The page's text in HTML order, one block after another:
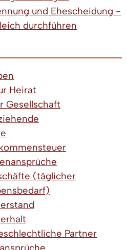
und Ehescheidung -
durchführen
Heirat
Gesellschaft
(täglicher
Partner